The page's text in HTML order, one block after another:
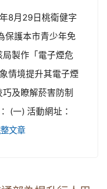
8月29日桃衛健字
保護本市青少年免
製作「電子煙危
情境提升其電子煙
及瞭解菸害防制
(一) 活動網址：
文章